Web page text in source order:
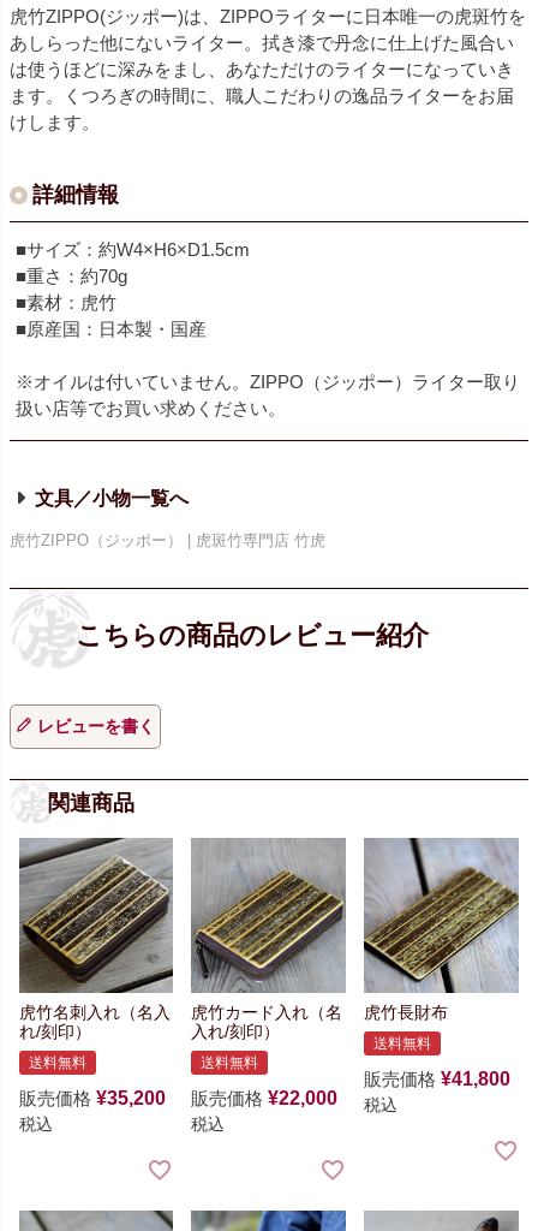
虎竹ZIPPO(ジッポー)は、ZIPPOライターに日本唯一の虎斑竹を
あしらった他にないライター。拭き漆で丹念に仕上げた風合い
は使うほどに深みをまし、あなただけのライターになっていき
ます。くつろぎの時間に、職人こだわりの逸品ライターをお届
けします。
詳細情報
■サイズ：約W4×H6×D1.5cm
■重さ：約70g
■素材：虎竹
■原産国：日本製・国産
※オイルは付いていません。ZIPPO（ジッポー）ライター取り
扱い店等でお買い求めください。
文具／小物
虎竹ZIPPO（ジッポー） | 虎斑竹専門店 竹虎
レビューを書く
関連商品
虎竹名刺入れ（名入
れ/刻印）
送料無料
販売価格 ¥35,200
税込
虎竹カード入れ（名
入れ/刻印）
送料無料
販売価格 ¥22,000
税込
虎竹長財布
送料無料
販売価格 ¥41,800
税込